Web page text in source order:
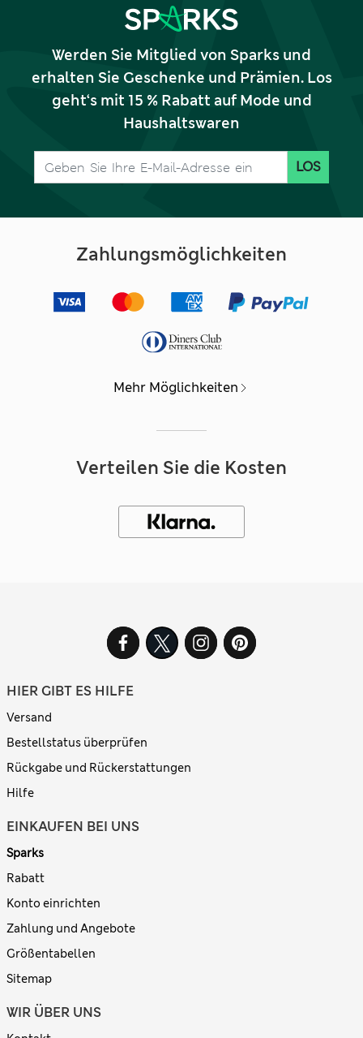
Werden Sie Mitglied von Sparks und
erhalten Sie Geschenke und Prämien. Los
geht‘s mit 15 % Rabatt auf Mode und
Haushaltswaren
LOS
Zahlungsmöglichkeiten
Mehr Möglichkeiten
Verteilen Sie die Kosten
HIER GIBT ES HILFE
Versand
Bestellstatus überprüfen
Rückgabe und Rückerstattungen
Hilfe
EINKAUFEN BEI UNS
Sparks
Rabatt
Konto einrichten
Zahlung und Angebote
Größentabellen
Sitemap
WIR ÜBER UNS